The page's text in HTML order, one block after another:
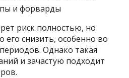
и форварды
риск полностью, но
его снизить, особенно во
Однако такая
и зачастую подходит